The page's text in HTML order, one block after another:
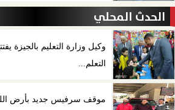
الحدث المحلي
وكيل وزارة التعليم بالجيزة
التعلم...
موقف سرفيس جديد بأرض